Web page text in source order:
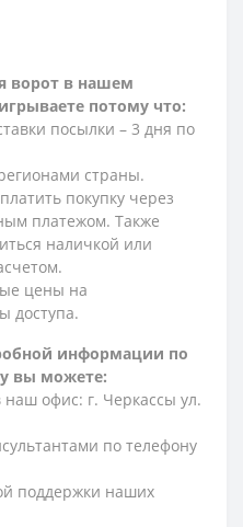
ворот в нашем
потому что:
посылки – 3 дня по
страны.
покупку через
платежом. Также
наличкой или
цены на
доступа.
информации по
вы можете:
офис: г. Черкассы ул.
по телефону
поддержки наших